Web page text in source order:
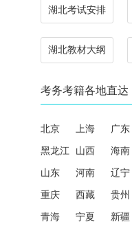
湖北考试安排
湖北教材大纲
考务考籍各地直达
北京 上海 广东
黑龙江 山西 海南
山东 河南 辽宁
重庆 西藏 贵州
青海 宁夏 新疆